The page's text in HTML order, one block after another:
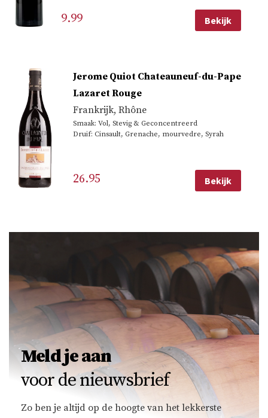
9.99 Bekijk
Jerome Quiot Chateauneuf-du-Pape
Lazaret Rouge
Frankrijk, Rhône
Smaak: Vol, Stevig & Geconcentreerd
Druif: Cinsault, Grenache, mourvedre, Syrah
26.95 Bekijk
Meld je aan
voor de nieuwsbrief
Zo ben je altijd op de hoogte van het lekkerste